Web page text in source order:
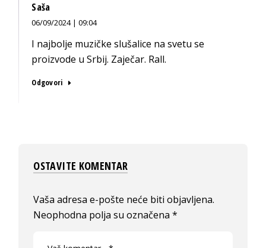
Saša
06/09/2024 | 09:04
I najbolje muzičke slušalice na svetu se
proizvode u Srbij. Zaječar. Rall.
Odgovori
OSTAVITE KOMENTAR
Vaša adresa e-pošte neće biti objavljena.
Neophodna polja su označena*